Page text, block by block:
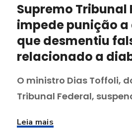
Supremo Tribunal
impede punição a
que desmentiu
relacionado a
O ministro Dias Toffoli,
Tribunal Federal,
Leia mais